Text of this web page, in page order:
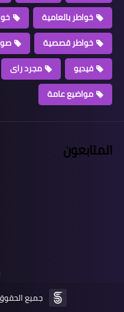
خواطر بالعامية
خواطر قصصية
فيديو
مجرد راى
مواضيع عامة
المتابعون
جميع